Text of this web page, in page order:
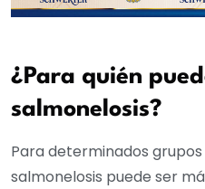
¿Para quién
salmonelosis?
Para determinados
salmonelosis puede ser